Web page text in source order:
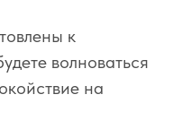
к
волноваться
на